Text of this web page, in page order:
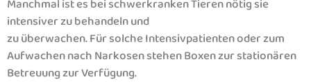
Manchmal ist es bei schwerkranken Tieren nötig sie
intensiver zu behandeln und
zu überwachen. Für solche Intensivpatienten oder zum
Aufwachen nach Narkosen stehen Boxen zur stationären
Betreuung zur Verfügung.